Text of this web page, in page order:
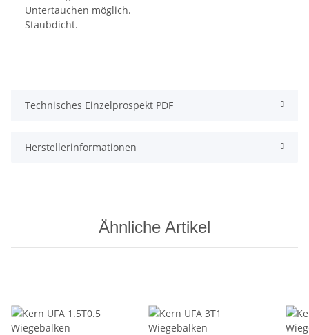
Technisches Einzelprospekt PDF
Herstellerinformationen
Ähnliche Artikel